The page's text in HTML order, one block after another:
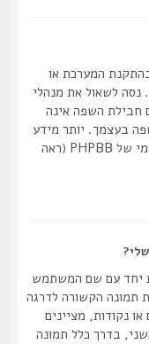
המערכת או
את מנהלי
השפה אינה
יותר מידע
אודות תירגום שפה תוכל למצוא באתר הרישמי של PHPBB (ראה
עם שם המשתמש
הקשורה לדרגה
מציינים
כלל תמונה